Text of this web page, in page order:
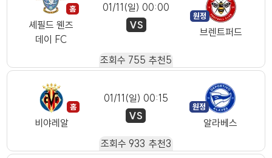
셰필드 웬즈
데이 FC
01/11(일) 00:00
VS
브렌트퍼드
조회수 755 추천5
비야레알
01/11(일) 00:15
VS
알라베스
조회수933 추천3